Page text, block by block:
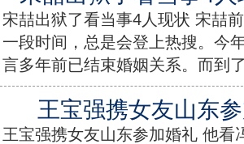
宋喆出狱了看当事4人现状 宋喆
一段时间，总是会登上热搜。今
言多年前已结束婚姻关系。而到
王宝强携女友山东
王宝强携女友山东参加婚礼 他看